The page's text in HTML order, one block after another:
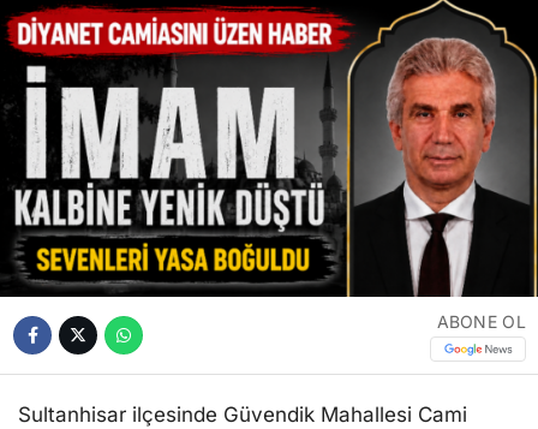
ABONE OL
Sultanhisar ilçesinde Güvendik Mahallesi Cami